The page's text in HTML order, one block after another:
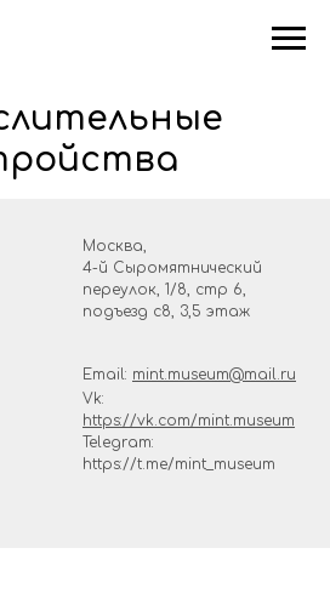
Москва,
4-й Сыромятнический
переулок, 1/8, стр 6,
подъезд с8, 3,5 этаж
Email: mint.museum@mail.ru
Vk:
https://vk.com/mint.museum
Telegram:
https://t.me/mint_museum